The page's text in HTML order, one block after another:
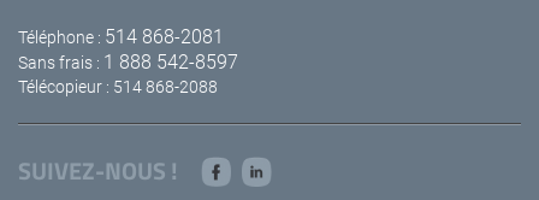
Téléphone : 514 868-2081
Sans frais : 1 888 542-8597
Télécopieur : 514 868-2088
SUIVEZ-NOUS !